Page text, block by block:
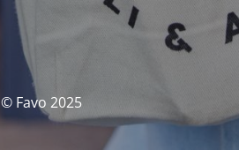
© Favo 2025